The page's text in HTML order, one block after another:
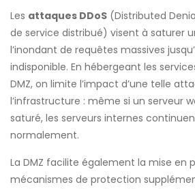
Les attaques DDoS (Distributed
de service distribué) visent à saturer
l’inondant de requêtes massives
indisponible. En hébergeant les
DMZ, on limite l’impact d’une telle
l’infrastructure : même si un serveur
saturé, les serveurs internes
normalement.
La DMZ facilite également la mise en
mécanismes de protection